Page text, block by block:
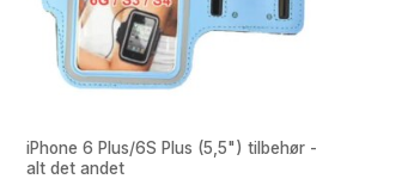
iPhone 6 Plus/6S Plus (5,5") tilbehør -
alt det andet